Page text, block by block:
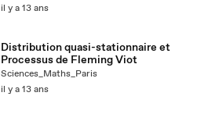
il y a 13 ans
Distribution quasi-stationnaire et
Processus de Fleming Viot
Sciences_Maths_Paris
il y a 13 ans